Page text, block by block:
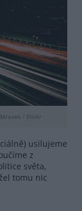
Flickr
usilujeme
z
světa,
tomu nic